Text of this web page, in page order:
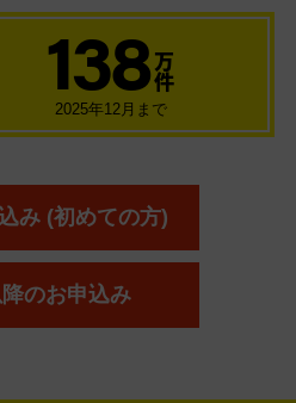
138 万
件
2025年12月まで
み (初めての方)
のお申込み